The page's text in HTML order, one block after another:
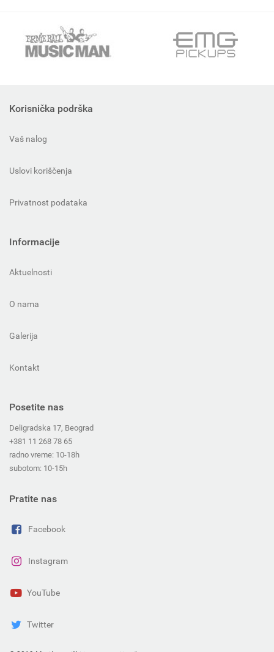
Korisnička podrška
Vaš nalog
Uslovi koriščenja
Privatnost podataka
Informacije
Aktuelnosti
O nama
Galerija
Kontakt
Posetite nas
Deligradska 17, Beograd
+381 11 268 78 65
radno vreme: 10-18h
subotom: 10-15h
Pratite nas
Facebook
Instagram
YouTube
Twitter